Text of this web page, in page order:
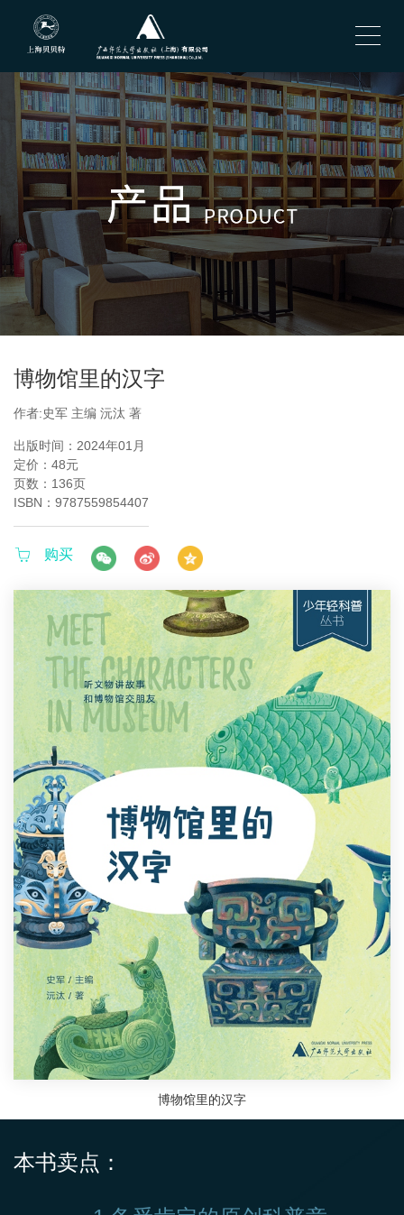
博物馆里的汉字
作者:史军 主编 沅汰 著
出版时间：2024年01月
定价：48元
页数：136页
ISBN：9787559854407
购买
博物馆里的汉字
本书卖点：